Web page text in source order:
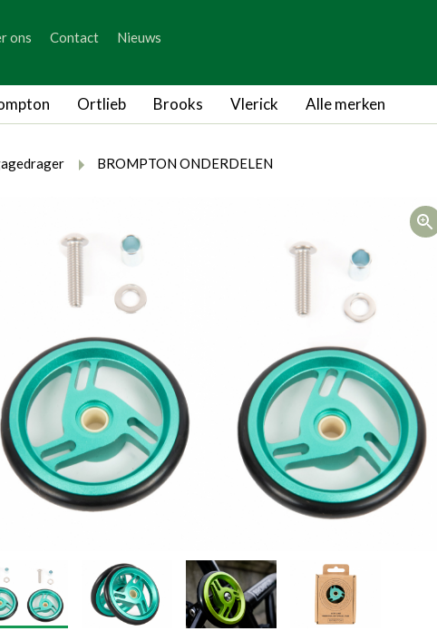
ons Contact Nieuws
Ortlieb Brooks Vlerick Alle merken
breadcrumb.to
BROMPTON ONDERDELEN